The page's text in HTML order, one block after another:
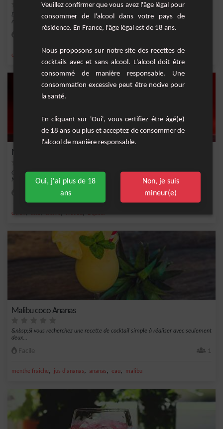
Découvrez le Coco Sunrise, un cocktail rafraîchissant et exotique aux saveurs de
noix d...
orange jus d'orange , sirop de grenadine , ,
Malibu coco cola
Cette recette vous permettra de préparer un délicieux cocktail rafraîchissant au
Malibu...
citron , , , ,
Malibu coco Ananas
&nbsp;Si vous recherchez une recette de cocktail simple à réaliser avec seulement
deux...
Facile 1
menthe fraîche, jus d'ananas, ananas, eau, malibu
Veuillez confirmer que vous avez l'âge légal pour
consommer de l'alcool dans votre pays de
résidence. En France, l'âge légal est de 18 ans.
Nous proposons sur notre site des recettes de
cocktails avec et sans alcool. L'alcool doit être
consommé de manière responsable. Une
consommation excessive peut être nocive pour
la santé.
En cliquant sur 'Oui', vous certifiez être âgé(e)
de 18 ans ou plus et acceptez de consommer de
l'alcool de manière responsable.
Oui, j'ai plus de 18
ans
Non, je suis
mineur(e)